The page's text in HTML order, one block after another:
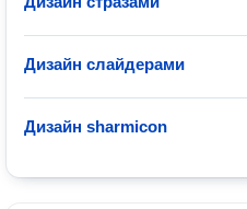
Дизайн слайдерами
Дизайн sharmicon